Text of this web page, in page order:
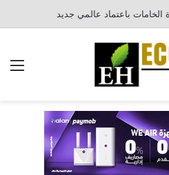
باعتماد عالمي جديد